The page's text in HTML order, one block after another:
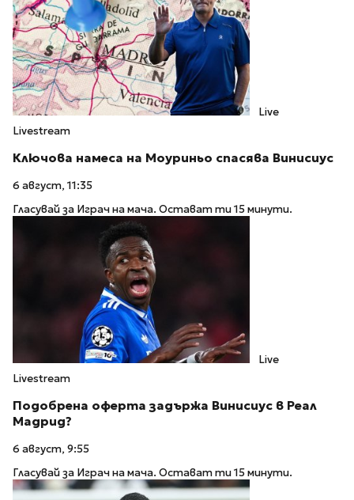
Live
Livestream
Ключова намеса на Моуриньо спасява Винисиус
6 август, 11:35
Гласувай за Играч на мача. Остават ти 15 минути.
Live
Livestream
Подобрена оферта задържа Винисиус в Реал
Мадрид?
6 август, 9:55
Гласувай за Играч на мача. Остават ти 15 минути.